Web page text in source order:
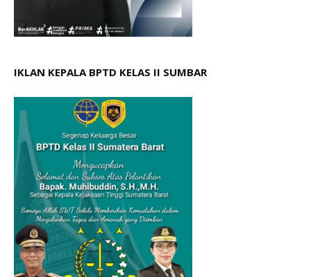
IKLAN KEPALA BPTD KELAS II SUMBAR